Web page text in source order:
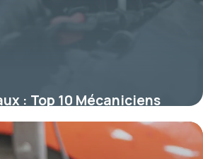
: Top 10 Mécaniciens